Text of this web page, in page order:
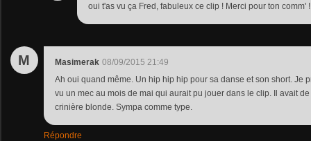
oui t'as vu ça Fred, fabuleux ce clip ! Merci pour ton comm' !
M Masimerak 08/09/2015 21:49
Ah oui quand même. Un hip hip hip pour sa danse et son short. Je
vu un mec au mois de mai qui aurait pu jouer dans le clip. Il avait
crinière blonde. Sympa comme type.
Répondre